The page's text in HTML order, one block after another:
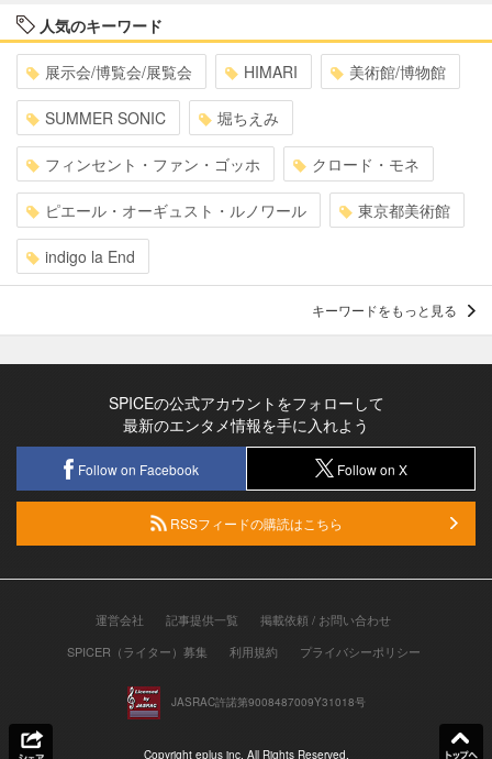
人気のキーワード
展示会/博覧会/展覧会 HIMARI 美術館/博物館
SUMMER SONIC 堀ちえみ
フィンセント・ファン・ゴッホ クロード・モネ
ピエール・オーギュスト・ルノワール 東京都美術館
indigo la End
キーワードをもっと見る
SPICEの公式アカウントをフォローして
最新のエンタメ情報を手に入れよう
Follow on Facebook Follow on X
RSSフィードの購読はこちら
運営会社 記事提供一覧
掲載依頼 / お問い合わせ
SPICER（ライター）募集
利用規約 プライバシーポリシー
JASRAC許諾第9008487009Y31018号
Copyright eplus inc. All Rights Reserved.